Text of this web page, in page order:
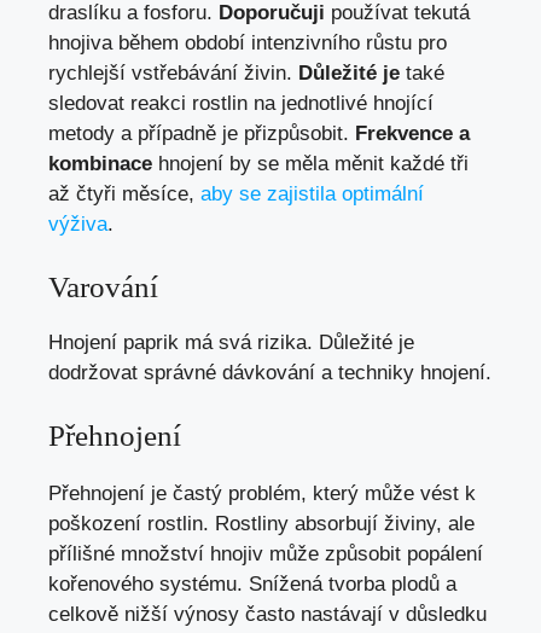
draslíku a fosforu. Doporučuji používat tekutá
hnojiva během období intenzivního růstu pro
rychlejší vstřebávání živin. Důležité je také
sledovat reakci rostlin na jednotlivé hnojící
metody a případně je přizpůsobit. Frekvence a
kombinace hnojení by se měla měnit každé tři
až čtyři měsíce, aby se zajistila optimální
výživa.
Varování
Hnojení paprik má svá rizika. Důležité je
dodržovat správné dávkování a techniky hnojení.
Přehnojení
Přehnojení je častý problém, který může vést k
poškození rostlin. Rostliny absorbují živiny, ale
přílišné množství hnojiv může způsobit popálení
kořenového systému. Snížená tvorba plodů a
celkově nižší výnosy často nastávají v důsledku